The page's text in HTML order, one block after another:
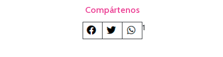
Compártenos
1